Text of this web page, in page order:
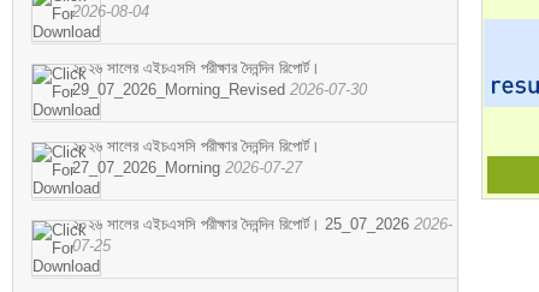
2026-08-04
২০২৬ সালের এইচএসসি পরীক্ষার দৈনন্দিন রিপোর্ট।
29_07_2026_Morning_Revised 2026-07-30
২০২৬ সালের এইচএসসি পরীক্ষার দৈনন্দিন রিপোর্ট।
27_07_2026_Morning 2026-07-27
২০২৬ সালের এইচএসসি পরীক্ষার দৈনন্দিন রিপোর্ট। 25_07_2026 2026-
07-25